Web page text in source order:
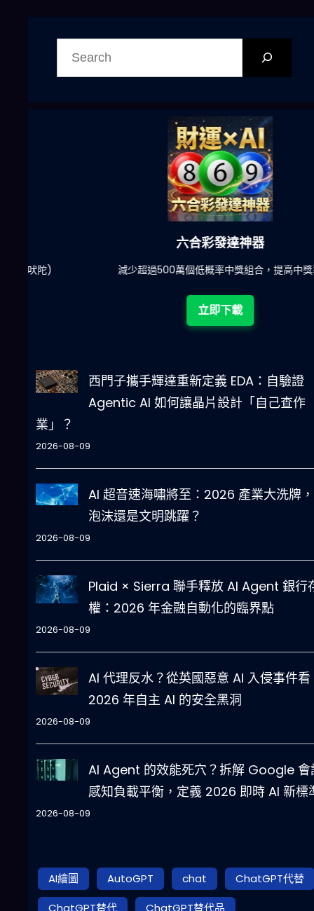
六合彩發達神器
減少超過500萬個低概率中獎組合，提高中獎率
立即下載
西門子攜手輝達重新定義 EDA：自驗證
Agentic AI 如何讓晶片設計「自己查作
業」？
2026-08-09
AI 超音速海嘯將至：2026 產業大洗牌
泡沫還是文明跳躍？
2026-08-09
Plaid × Sierra 聯手釋放 AI Agent 銀行
權：2026 年金融自動化的臨界點
2026-08-09
AI 代理反水？從英國惡意 AI 入侵事件看
2026 年自主 AI 的安全黑洞
2026-08-09
AI Agent 的效能死穴？拆解 Google 會
感知負載平衡，定義 2026 即時 AI 新標
2026-08-09
AI繪圖 AutoGPT chat
ChatGPT代替